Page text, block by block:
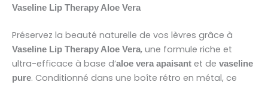
Vaseline Lip Therapy Aloe Vera
Préservez la beauté naturelle de vos lèvres grâce à
Vaseline Lip Therapy Aloe Vera, une formule riche et
ultra-efficace à base d’aloe vera apaisant et de vaseline
pure. Conditionné dans une boîte rétro en métal, ce